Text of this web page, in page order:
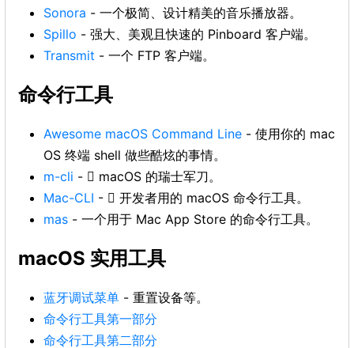
Sonora - 一个极简、设计精美的音乐播放器。
Spillo - 强大、美观且快速的 Pinboard 客户端。
Transmit - 一个 FTP 客户端。
命令行工具
Awesome macOS Command Line - 使用你的 mac
OS 终端 shell 做些酷炫的事情。
m-cli -  macOS 的瑞士军刀。
Mac-CLI -  开发者用的 macOS 命令行工具。
mas - 一个用于 Mac App Store 的命令行工具。
macOS 实用工具
蓝牙调试菜单 - 重置设备等。
命令行工具第一部分
命令行工具第二部分